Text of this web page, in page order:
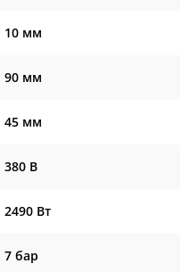
10 мм
90 мм
45 мм
380 В
2490 Вт
7 бар